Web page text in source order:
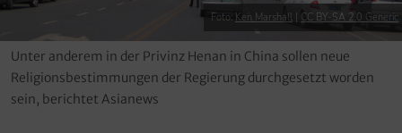
Foto: Ken Marshall CC BY-SA 2.0 Generic
Unter anderem in der Privinz Henan in China sollen neue
Religionsbestimmungen der Regierung durchgesetzt worden
sein, berichtet Asianews